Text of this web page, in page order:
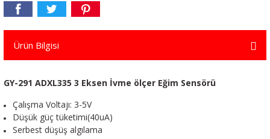
Ürün Bilgisi
GY-291 ADXL335 3 Eksen İvme ölçer Eğim Sensörü
Çalışma Voltajı: 3-5V
Düşük güç tüketimi(40uA)
Serbest düşüş algılama